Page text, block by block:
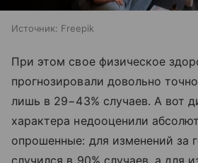
Источник: Freepik
При этом свое физическое
прогнозировали довольно
лишь в 29−43% случаев. А вот
характера недооценили
опрошенные: для изменений за